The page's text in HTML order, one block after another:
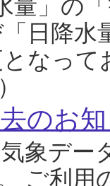
量」の
日降
なっ
のお
象デー
ご利用